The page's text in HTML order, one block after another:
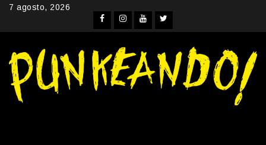
Skip7 agosto, 2026
Facebook
Instagram
YouTube
Twitter